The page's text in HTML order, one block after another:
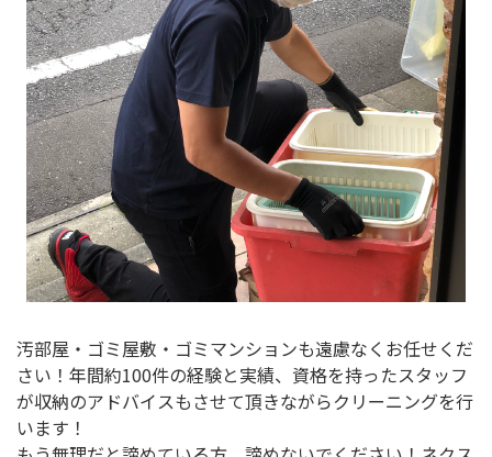
汚部屋・ゴミ屋敷・ゴミマンションも遠慮なくお任せくだ
さい！年間約100件の経験と実績、資格を持ったスタッフ
が収納のアドバイスもさせて頂きながらクリーニングを行
います！